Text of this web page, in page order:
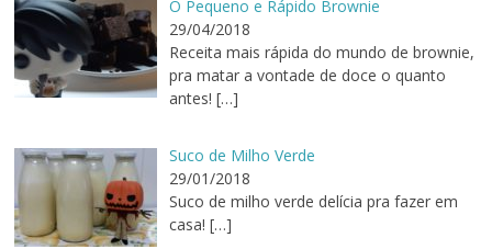
O Pequeno e Rápido Brownie
29/04/2018
Receita mais rápida do mundo de brownie,
pra matar a vontade de doce o quanto
antes! […]
Suco de Milho Verde
29/01/2018
Suco de milho verde delícia pra fazer em
casa! […]